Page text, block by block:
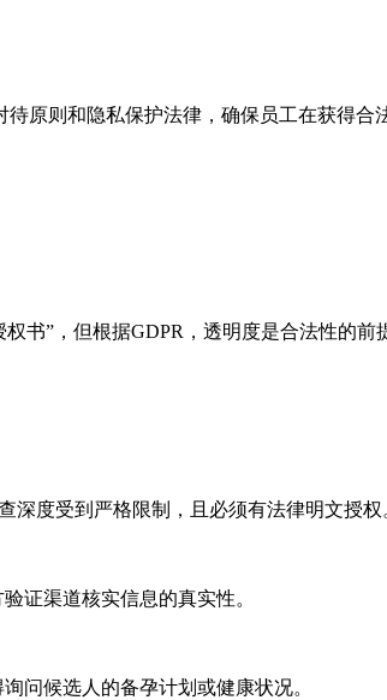
原则和隐私保护法律，确保员工在获得合
书”，但根据GDPR，透明度是合法性的前
深度受到严格限制，且必须有法律明文授权
证渠道核实信息的真实性。
问候选人的备孕计划或健康状况。